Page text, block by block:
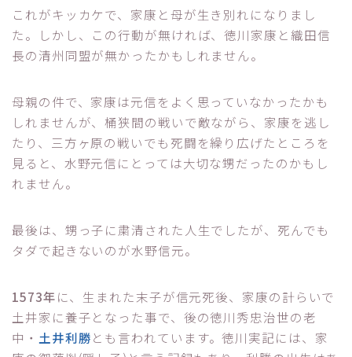
これがキッカケで、家康と母が生き別れになりまし
た。しかし、この行動が無ければ、徳川家康と織田信
長の清州同盟が無かったかもしれません。
母親の件で、家康は元信をよく思っていなかったかも
しれませんが、桶狭間の戦いで敵ながら、家康を逃し
たり、三方ヶ原の戦いでも死闘を繰り広げたところを
見ると、水野元信にとっては大切な甥だったのかもし
れません。
最後は、甥っ子に粛清された人生でしたが、死んでも
タダで起きないのが水野信元。
1573年に、生まれた末子が信元死後、家康の計らいで
土井家に養子となった事で、後の徳川秀忠治世の老
中・ 土井利勝とも言われています。徳川実記には、家